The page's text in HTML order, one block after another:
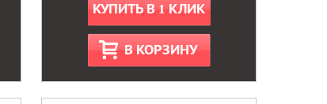
КУПИТЬ В 1 КЛИК
В КОРЗИНУ